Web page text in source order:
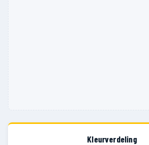
1973 29
Kleurverdeling